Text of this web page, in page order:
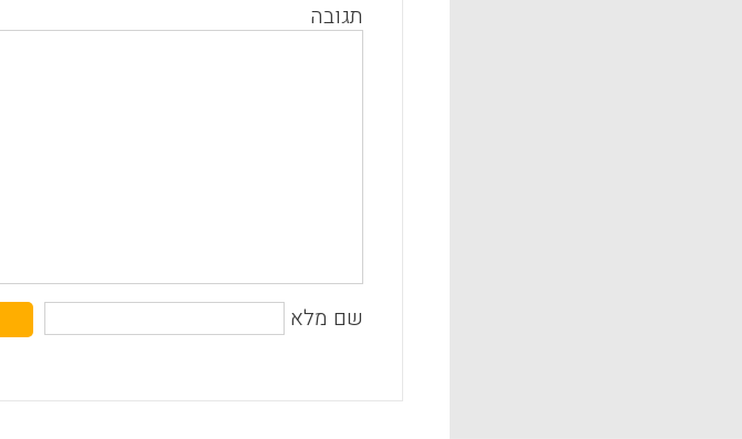
תגובה
שם מלא